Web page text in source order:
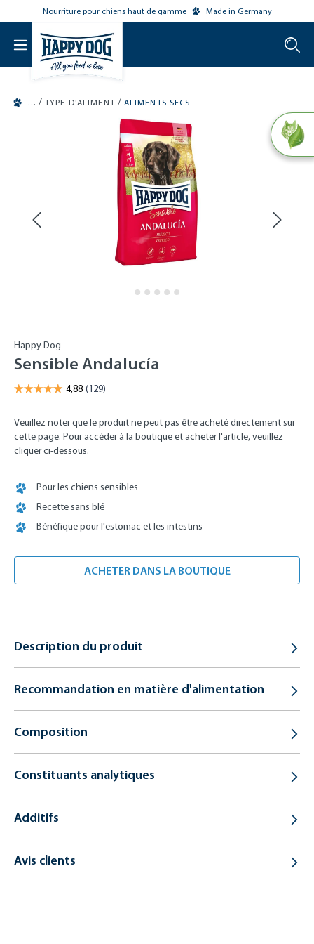
main contentNourriture pour chiens haut de gamme Made in Germany
/ TYPE D'ALIMENT / ALIMENTS SECS
Happy Dog
Sensible Andalucía
Veuillez noter que le produit ne peut pas être acheté directement sur
cette page. Pour accéder à la boutique et acheter l'article, veuillez
cliquer ci-dessous.
Pour les chiens sensibles
Recette sans blé
Bénéfique pour l'estomac et les intestins
ACHETER DANS LA BOUTIQUE
Description du produit
Recommandation en matière d'alimentation
Composition
Constituants analytiques
Additifs
Avis clients